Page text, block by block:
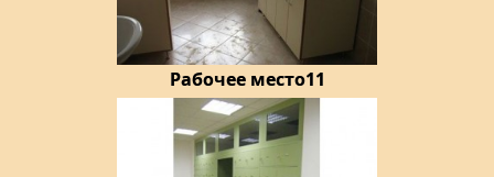
Рабочее место11